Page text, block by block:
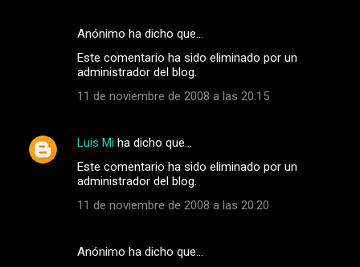
Anónimo ha dicho que…
Este comentario ha sido eliminado por un
administrador del blog.
11 de noviembre de 2008 a las 20:15
Luis Mi ha dicho que…
Este comentario ha sido eliminado por un
administrador del blog.
11 de noviembre de 2008 a las 20:20
Anónimo ha dicho que…